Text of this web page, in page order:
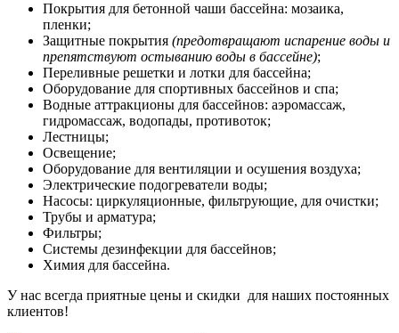
Покрытия для бетонной чаши бассейна: мозаика,
пленки;
Защитные покрытия (предотвращают испарение воды и
препятствуют остыванию воды в бассейне);
Переливные решетки и лотки для бассейна;
Оборудование для спортивных бассейнов и спа;
Водные аттракционы для бассейнов: аэромассаж,
гидромассаж, водопады, противоток;
Лестницы;
Освещение;
Оборудование для вентиляции и осушения воздуха;
Электрические подогреватели воды;
Насосы: циркуляционные, фильтрующие, для очистки;
Трубы и арматура;
Фильтры;
Системы дезинфекции для бассейнов;
Химия для бассейна.
У нас всегда приятные цены и скидки для наших постоянных
клиентов!